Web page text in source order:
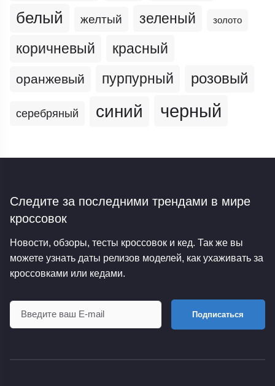
белый желтый зеленый золото
коричневый красный
оранжевый пурпурный розовый
серебряный синий черный
Следите за последними трендами в мире
кроссовок
Новости, обзоры, тесты кроссовок и кед. Так же вы
можете узнать даты релизов моделей, как ухаживать за
кроссовками или кедами.
Подписаться